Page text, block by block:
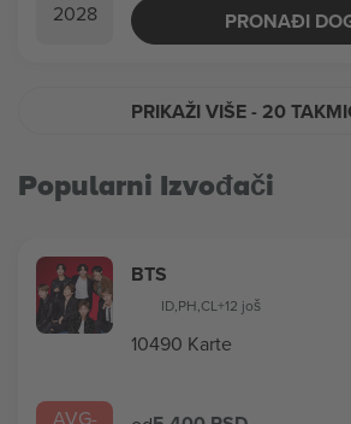
2028
PRONAĐI
PRIKAŽI VIŠE- 20
Popularni Izvođači
AVG-
BTS
ID,PH,CL+12 još
10490 Karte